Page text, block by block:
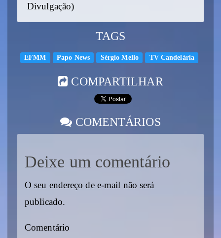
Divulgação)
TAGS
EFMM Papo News Sérgio Mello TV Candelária
COMPARTILHAR
COMENTÁRIOS
Deixe um comentário
O seu endereço de e-mail não será
publicado.
Comentário